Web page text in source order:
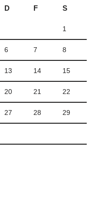
D F S
1
6 7 8
13 14 15
20 21 22
27 28 29